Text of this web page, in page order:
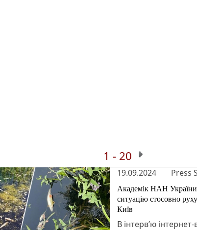
1 - 20
19.09.2024 Press
Академік НАН
ситуацію стосовно
Київ
В інтерв’ю